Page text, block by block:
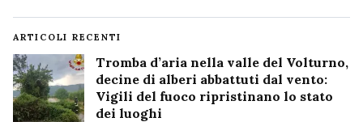
ARTICOLI RECENTI
Tromba d’aria nella valle del Volturno,
decine di alberi abbattuti dal vento:
Vigili del fuoco ripristinano lo stato
dei luoghi